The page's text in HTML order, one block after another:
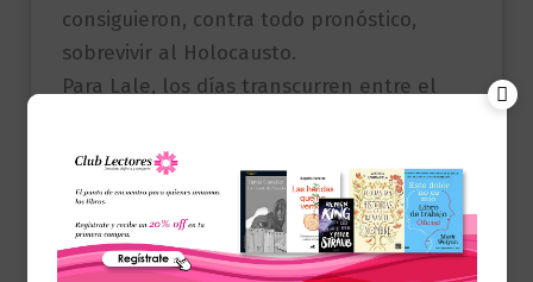
consiguieron, contra todo pronóstico,
sobrevivir al Holocausto.
Para Lale, los días transcurren entre el
prisioneros. Entre estos prisioneros se
encuentra Gita, una joven de la que queda
enamorado. En ese momento, la vida de
Lale cobrará un nuevo sentido y hará